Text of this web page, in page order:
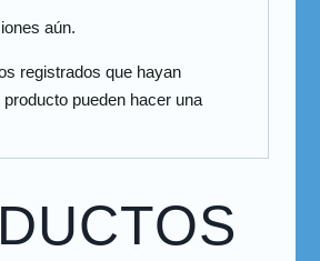
aún.
registrados que hayan
pueden hacer una